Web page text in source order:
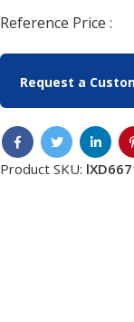
Reference Price :
Request a
Product SKU: